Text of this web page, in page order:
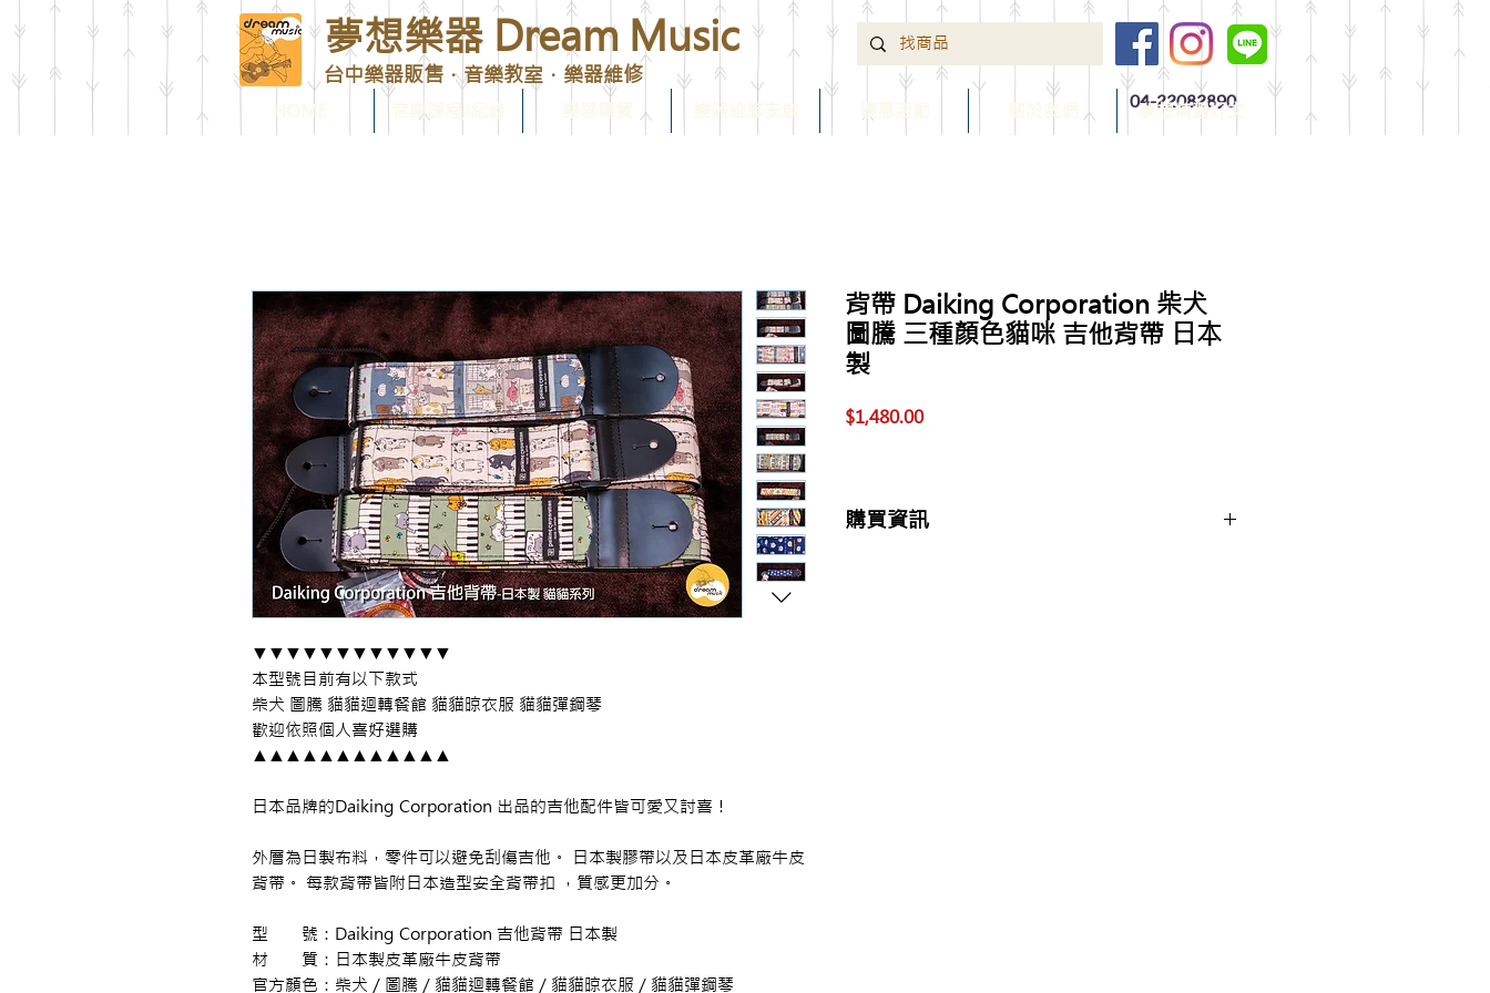
夢想樂器 Dream Music
台中樂器販售．音樂教室．樂器維修
04-22082890
音樂課程/紀錄 樂器購買 樂器維修安裝 關於我們 夢想精選好文
▼▼▼▼▼▼▼▼▼▼▼▼
本型號目前有以下款式
柴犬 圖騰 貓貓迴轉餐館 貓貓晾衣服 貓貓彈鋼琴
歡迎依照個人喜好選購
▲▲▲▲▲▲▲▲▲▲▲▲
日本品牌的Daiking Corporation 出品的吉他配件皆可愛又討喜！
外層為日製布料，零件可以避免刮傷吉他。 日本製膠帶以及日本皮革廠牛皮
背帶。 每款背帶皆附日本造型安全背帶扣 ，質感更加分。
型 號：Daiking Corporation 吉他背帶 日本製
材 質：日本製皮革廠牛皮背帶
官方顏色：柴犬／圖騰／貓貓迴轉餐館／貓貓晾衣服／貓貓彈鋼琴
背帶 Daiking Corporation 柴犬
圖騰 三種顏色貓咪 吉他背帶 日本
製
$1,480.00價
購買資訊